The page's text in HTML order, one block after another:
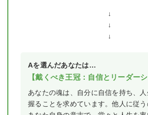
↓
↓
↓
Aを選んだあなたは…
【戴くべき王冠：自信とリーダーシ
あなたの魂は、自分に自信を持ち、
握ることを求めています。他人に従う